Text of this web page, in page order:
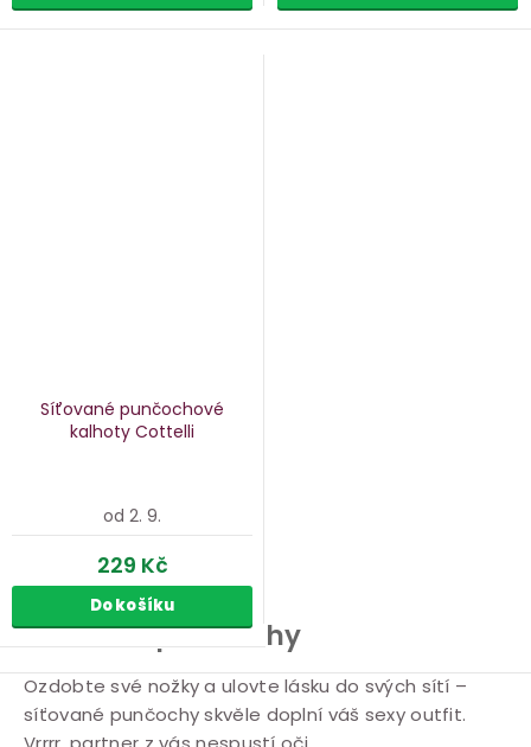
Síťované punčochové
kalhoty Cottelli
od 2. 9.
229 Kč
Do košíku
Síťované punčochy
Ozdobte své nožky a ulovte lásku do svých sítí –
síťované punčochy skvěle doplní váš sexy outfit.